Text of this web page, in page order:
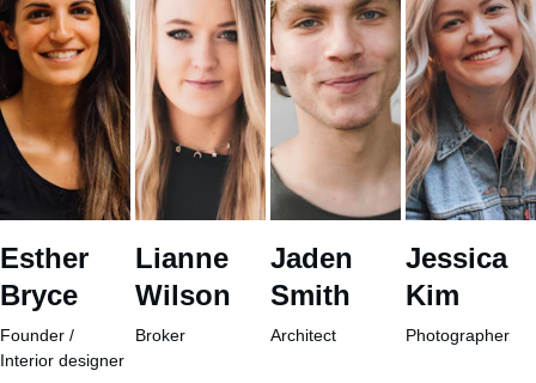
Esther
Bryce
Founder /
Interior designer
Lianne
Wilson
Broker
Jaden
Smith
Architect
Jessica
Kim
Photographer